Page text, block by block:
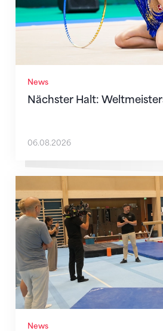
News
Nächster Halt:
06.08.2026
News
Mit klaren Zielen nach Zagreb